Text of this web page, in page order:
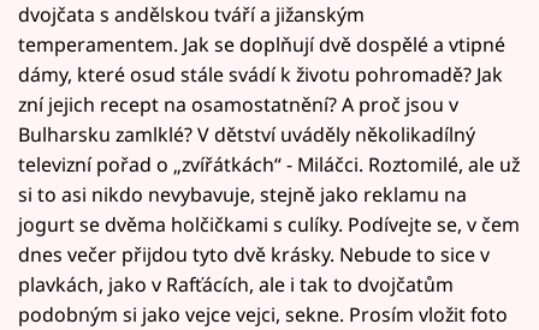
dvojčata s andělskou tváří a jižanským
temperamentem. Jak se doplňují dvě dospělé a vtipné
dámy, které osud stále svádí k životu pohromadě? Jak
zní jejich recept na osamostatnění? A proč jsou v
Bulharsku zamlklé? V dětství uváděly několikadílný
televizní pořad o „zvířátkách“ - Miláčci. Roztomilé, ale už
si to asi nikdo nevybavuje, stejně jako reklamu na
jogurt se dvěma holčičkami s culíky. Podívejte se, v čem
dnes večer přijdou tyto dvě krásky. Nebude to sice v
plavkách, jako v Rafťácích, ale i tak to dvojčatům
podobným si jako vejce vejci, sekne. Prosím vložit foto